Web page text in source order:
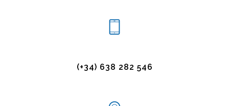
(+34) 638 282 546